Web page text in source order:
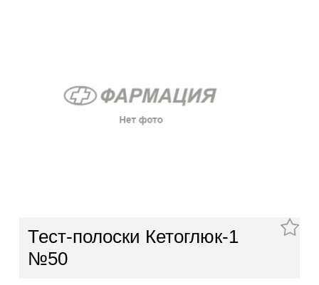
Тест-полоски Кетоглюк-1
№50